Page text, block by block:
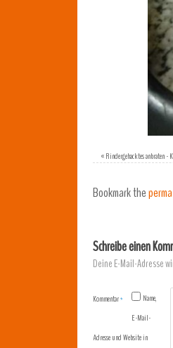
«Rindergehacktes anbraten -
Bookmark the
Schreibe einen
Deine E-Mail-Adresse
Kommentar*
Name,
E-Mail-
Adresse und Website in